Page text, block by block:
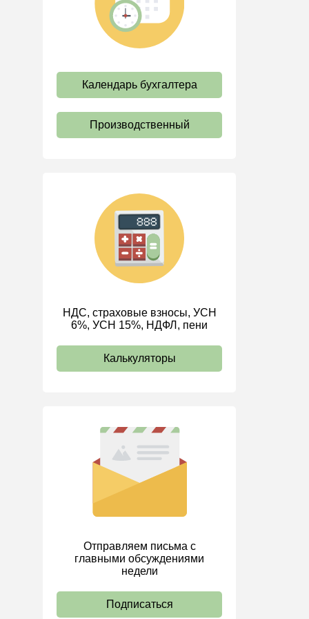
труда
Отпуск и время отдыха
Ответственность и
взыскания
Пенсии
должностные инструкции
Трудовые книжки
Кадровые документы и
образцы
Персональные данные
ИП
Календарь бухгалтера
Производственный
НДС, страховые взносы, УСН
6%, УСН 15%, НДФЛ, пени
Калькуляторы
Отправляем письма с
главными обсуждениями
недели
Подписаться